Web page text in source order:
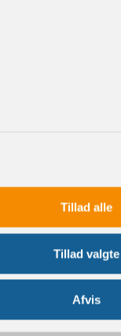
Tillad alle
Tillad valgte
Afvis